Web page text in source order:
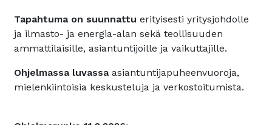
Tapahtuma on suunnattu erityisesti yritysjohdolle
ja ilmasto- ja energia-alan sekä teollisuuden
ammattilaisille, asiantuntijoille ja vaikuttajille.
Ohjelmassa luvassaasiantuntijapuheenvuoroja,
mielenkiintoisia keskusteluja ja verkostoitumista.